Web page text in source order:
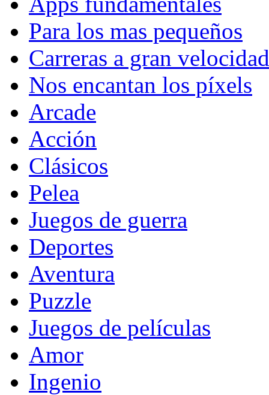
Para los mas pequeños
Carreras a gran velocidad
Nos encantan los píxels
Arcade
Acción
Clásicos
Pelea
Juegos de guerra
Deportes
Aventura
Puzzle
Juegos de películas
Amor
Ingenio